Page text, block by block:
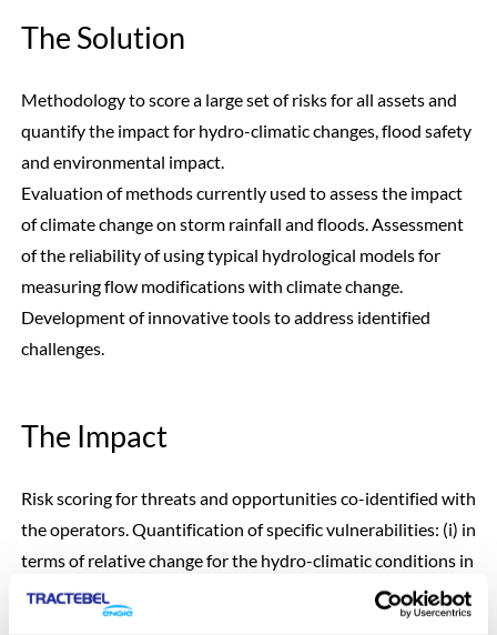
The Solution
Methodology to score a large set of risks for all assets and
quantify the impact for hydro-climatic changes, flood safety
and environmental impact.
Evaluation of methods currently used to assess the impact
of climate change on storm rainfall and floods. Assessment
of the reliability of using typical hydrological models for
measuring flow modifications with climate change.
Development of innovative tools to address identified
challenges.
The Impact
Risk scoring for threats and opportunities co-identified with
the operators. Quantification of specific vulnerabilities: (i) in
terms of relative change for the hydro-climatic conditions in
each catchment, (ii) evaluation in economic terms for flood
safety (cost of changing the spillways) and energy